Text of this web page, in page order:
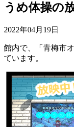
うめ体操の
2022年04月19日
館内で、「青梅市
ています。